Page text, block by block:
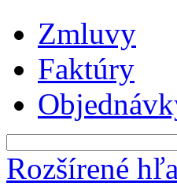
Zmluvy
Faktúry
Rozšírené